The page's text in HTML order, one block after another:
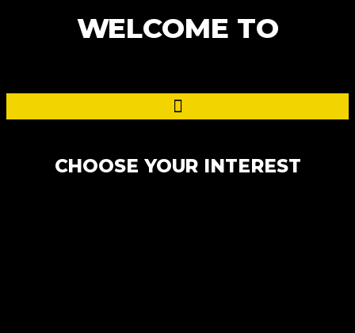
WELCOME TO
CHOOSE YOUR INTEREST